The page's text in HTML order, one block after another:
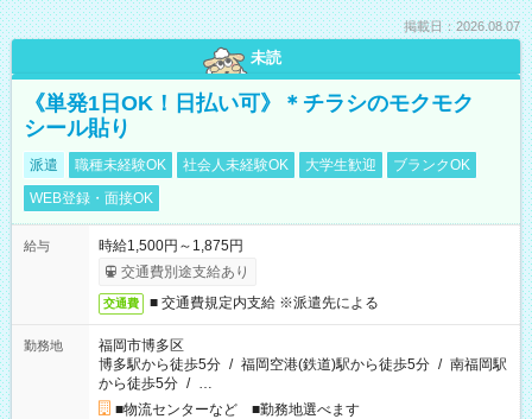
掲載日：2026.08.07
未読
《単発1日OK！日払い可》＊チラシのモクモク
シール貼り
派遣 職種未経験OK 社会人未経験OK 大学生歓迎
ブランクOK
WEB登録・面接OK
給与
時給1,500円～1,875円
交通費別途支給あり
交通費 ■ 交通費規定内支給 ※派遣先による
勤務地
福岡市博多区
博多駅から徒歩5分 / 福岡空港(鉄道)駅から徒歩5分 / 南福岡駅
から徒歩5分 / …
■物流センターなど ■勤務地選べます